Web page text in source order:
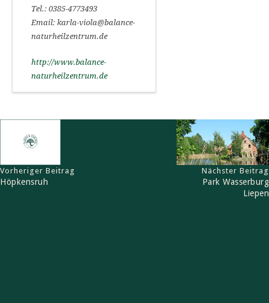
Tel.: 0385-4773493
Email: karla-viola@balance-
naturheilzentrum.de
http://www.balance-
naturheilzentrum.de
Vorheriger Beitrag
Höpkensruh
Nächster Beitrag
Park Wasserburg
Liepen